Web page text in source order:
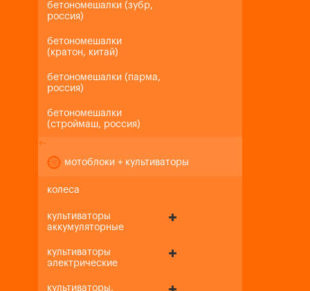
бетономешалки (зубр,
россия)
бетономешалки
(кратон, китай)
бетономешалки (парма,
россия)
бетономешалки
(строймаш, россия)
+-
мотоблоки + культиваторы
колеса
культиваторы
аккумуляторные
культиваторы
электрические
культиваторы,